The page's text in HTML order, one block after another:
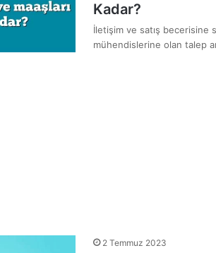
Kadar?
İletişim ve satış becerisine
mühendislerine olan talep
2 Temmuz 2023